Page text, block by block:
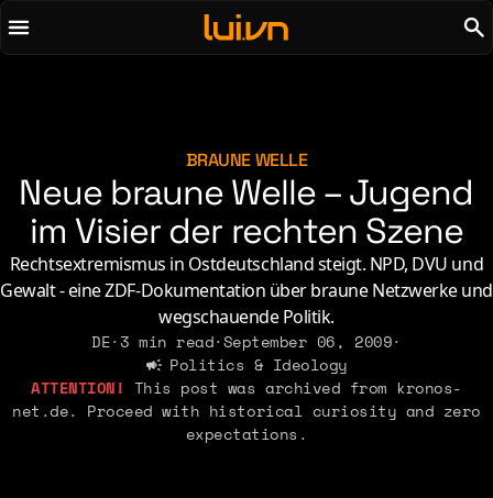
To main content
To menu
Code
Concrete & Steel
Curiosity & Science
Digital Life
Music
Nerdom & Games
Personal Lore
Politics & Ideology
2023
2021
2018
2015
2014
2013
2012
2011
2010
2009
2008
BRAUNE WELLE
Neue braune Welle – Jugend
im Visier der rechten Szene
Rechtsextremismus in Ostdeutschland steigt. NPD, DVU und
Gewalt - eine ZDF-Dokumentation über braune Netzwerke und
wegschauende Politik.
DE· 3 min read·September 06, 2009·
Politics & Ideology
This post was archived from kronos-
net.de. Proceed with historical curiosity and zero
expectations.